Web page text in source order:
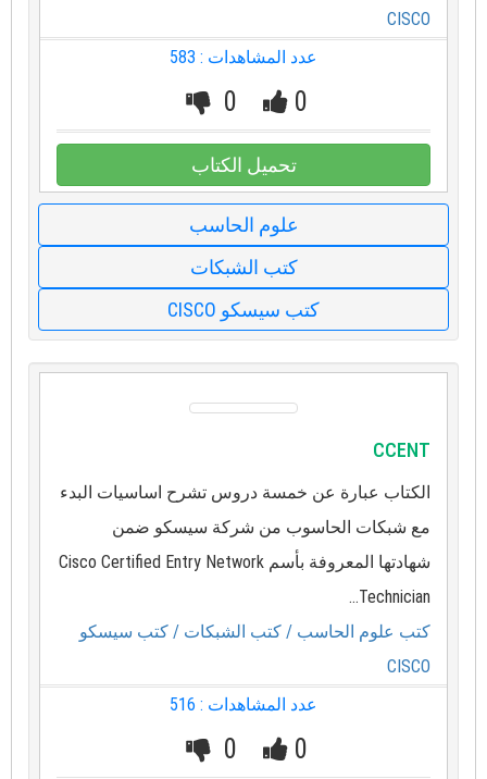
CISCO
عدد المشاهدات : 583
0
0
تحميل الكتاب
علوم الحاسب
كتب الشبكات
كتب سيسكو CISCO
CCENT
الكتاب عبارة عن خمسة دروس تشرح اساسيات البدء
مع شبكات الحاسوب من شركة سيسكو ضمن
شهادتها المعروفة بأسم Cisco Certified Entry Network
Technician...
كتب علوم الحاسب / كتب الشبكات / كتب سيسكو
CISCO
عدد المشاهدات : 516
0
0